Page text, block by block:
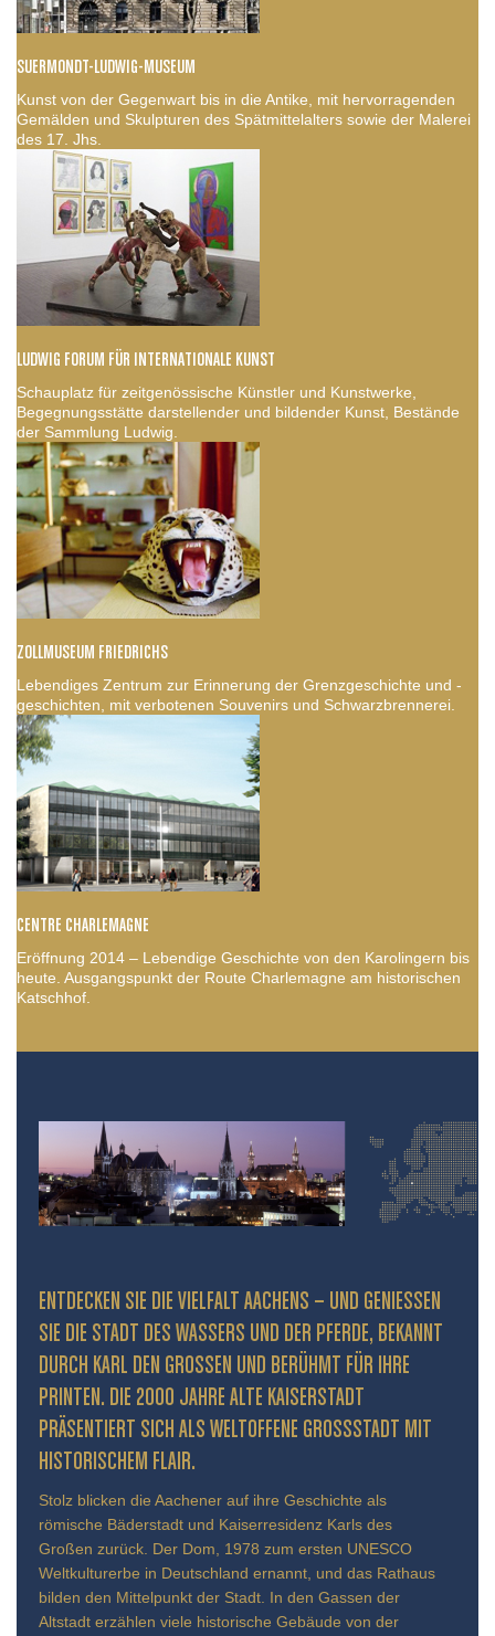
SUERMONDT-LUDWIG-MUSEUM
Kunst von der Gegenwart bis in die Antike, mit hervorragenden
Gemälden und Skulpturen des Spätmittelalters sowie der Malerei
des 17. Jhs.
LUDWIG FORUM FÜR INTERNATIONALE KUNST
Schauplatz für zeitgenössische Künstler und Kunstwerke,
Begegnungsstätte darstellender und bildender Kunst, Bestände
der Sammlung Ludwig.
ZOLLMUSEUM FRIEDRICHS
Lebendiges Zentrum zur Erinnerung der Grenzgeschichte und -
geschichten, mit verbotenen Souvenirs und Schwarzbrennerei.
CENTRE CHARLEMAGNE
Eröffnung 2014 – Lebendige Geschichte von den Karolingern bis
heute. Ausgangspunkt der Route Charlemagne am historischen
Katschhof.
ENTDECKEN SIE DIE VIELFALT AACHENS – UND GENIESSEN S
IE DIE STADT DES WASSERS UND DER PFERDE, BEKANNT D
URCH KARL DEN GROSSEN UND BERÜHMT FÜR IHRE PR
INTEN. DIE 2000 JAHRE ALTE KAISERSTADT PR
ÄSENTIERT SICH ALS WELTOFFENE GROSSSTADT MIT HIS
TORISCHEM FLAIR.
Stolz blicken die Aachener auf ihre Geschichte als
römische Bäderstadt und Kaiserresidenz Karls des
Großen zurück. Der Dom, 1978 zum ersten UNESCO
Weltkulturerbe in Deutschland ernannt, und das Rathaus
bilden den Mittelpunkt der Stadt. In den Gassen der
Altstadt erzählen viele historische Gebäude von der